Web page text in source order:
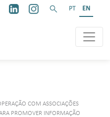
PT EN
COM ASSOCIAÇÕES
PROMOVER INFORMAÇÃO